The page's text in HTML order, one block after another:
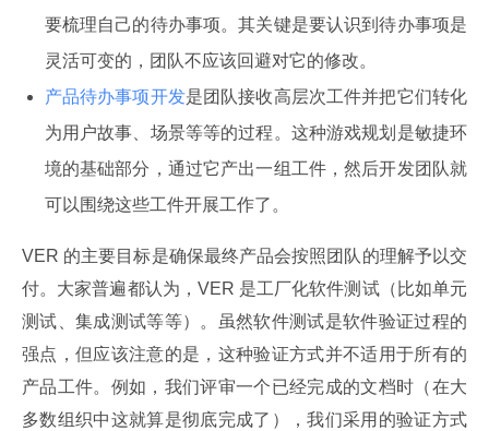
要梳理自己的待办事项。其关键是要认识到待办事项是
灵活可变的，团队不应该回避对它的修改。
产品待办事项开发是团队接收高层次工件并把它们转化
为用户故事、场景等等的过程。这种游戏规划是敏捷环
境的基础部分，通过它产出一组工件，然后开发团队就
可以围绕这些工件开展工作了。
VER 的主要目标是确保最终产品会按照团队的理解予以交
付。大家普遍都认为，VER 是工厂化软件测试（比如单元
测试、集成测试等等）。虽然软件测试是软件验证过程的
强点，但应该注意的是，这种验证方式并不适用于所有的
产品工件。例如，我们评审一个已经完成的文档时（在大
多数组织中这就算是彻底完成了），我们采用的验证方式